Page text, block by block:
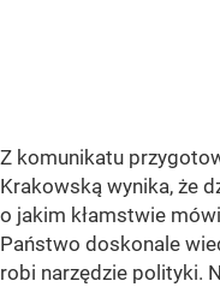
Z komunikatu
Krakowską wynika, że
o jakim kłamstwie
Państwo doskonale
robi narzędzie polityki.